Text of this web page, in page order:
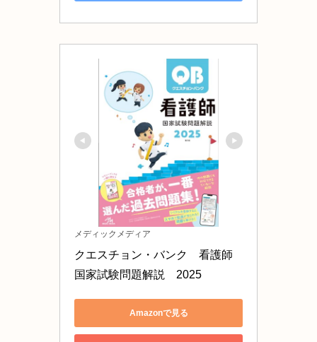
メディックメディア
クエスチョン・バンク　看護師
国家試験問題解説　2025
Amazonで見る